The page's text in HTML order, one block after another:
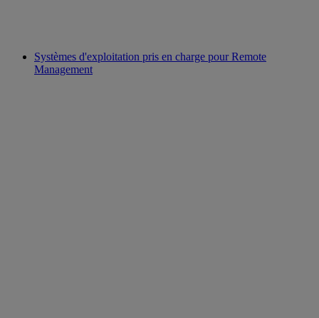
Systèmes d'exploitation pris en charge pour Remote
Management